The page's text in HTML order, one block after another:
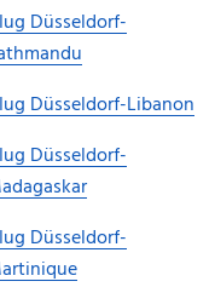
Düsseldorf-
Düsseldorf-Libanon
Düsseldorf-
Düsseldorf-